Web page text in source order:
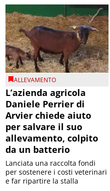
ALLEVAMENTO
L’azienda agricola
Daniele Perrier di
Arvier chiede aiuto
per salvare il suo
allevamento, colpito
da un batterio
Lanciata una raccolta fondi
per sostenere i costi veterinari
e far ripartire la stalla